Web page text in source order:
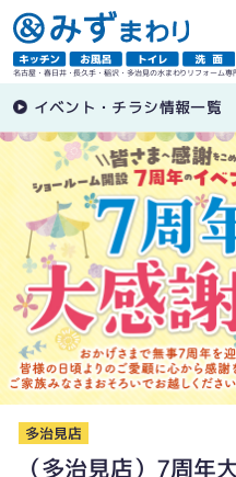
名古屋・春日井・長久手・稲沢・多治見の水まわりリフォーム専
イベント・チラシ情報一覧
多治見店
（多治見店）7周年